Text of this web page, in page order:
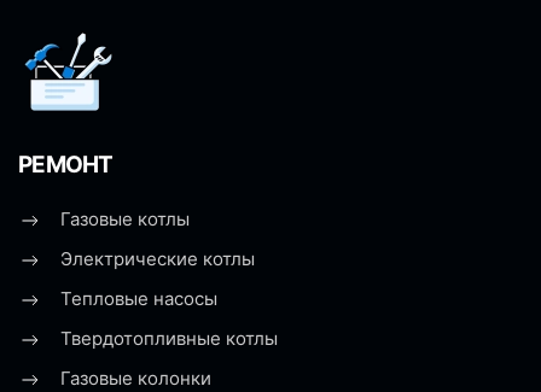
РЕМОНТ
Газовые котлы
Электрические котлы
Тепловые насосы
Твердотопливные котлы
Газовые колонки